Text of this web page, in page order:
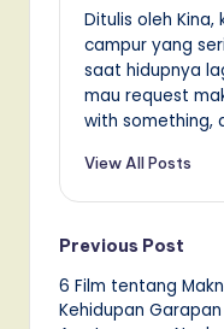
Ditulis oleh
campur yang
saat hidupnya
mau request
with something,
View All Posts
Post
Previous Post
6 Film tentang
Kehidupan Garapan